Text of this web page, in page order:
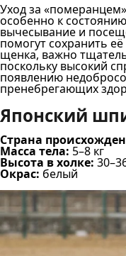
Уход за
особенно к
вычесывание и
помогут сохранить
щенка, важно
поскольку высокий
появлению
пренебрегающих
Японский
Страна
Масса тела: 5–8 кг
Высота в холке:
Окрас: белый